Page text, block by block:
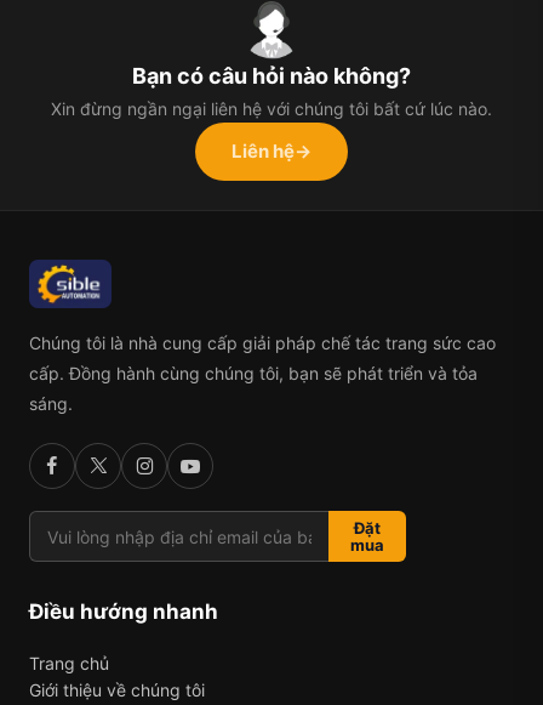
Bạn có câu hỏi nào không?
Xin đừng ngần ngại liên hệ với chúng tôi bất cứ lúc nào.
Liên hệ→
Chúng tôi là nhà cung cấp giải pháp chế tác trang sức cao
cấp. Đồng hành cùng chúng tôi, bạn sẽ phát triển và tỏa
sáng.
Đặt
mua
Điều hướng nhanh
Trang chủ
Giới thiệu về chúng tôi